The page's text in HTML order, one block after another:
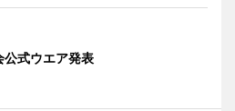
公式ウエア発表